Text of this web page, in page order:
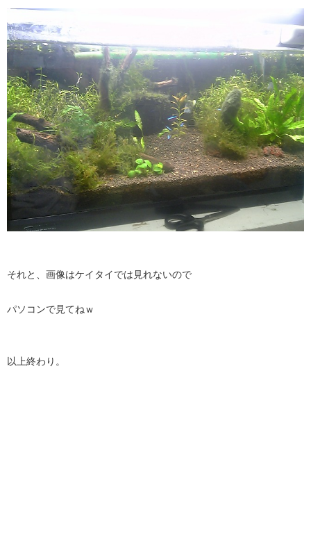
それと、画像はケイタイでは見れないので
パソコンで見てねｗ
以上終わり。